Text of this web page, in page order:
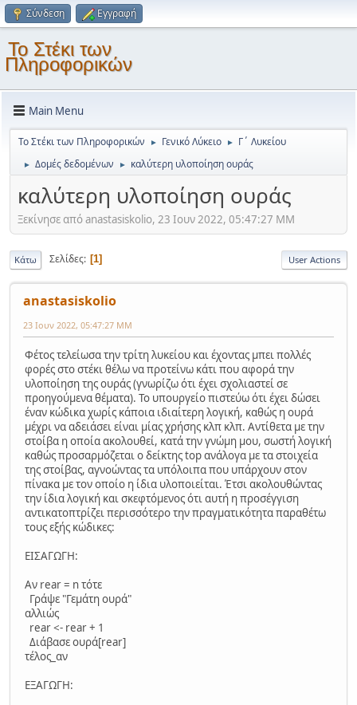
Σύνδεση Εγγραφή
Το Στέκι των
Πληροφορικών
Main Menu
Το Στέκι των Πληροφορικών ► Γενικό Λύκειο ► Γ΄ Λυκείου
► Δομές δεδομένων ► καλύτερη υλοποίηση ουράς
καλύτερη υλοποίηση ουράς
Ξεκίνησε από anastasiskolio, 23 Ιουν 2022, 05:47:27 ΜΜ
Κάτω Σελίδες 1 User Actions
anastasiskolio
23 Ιουν 2022, 05:47:27 ΜΜ
Φέτος τελείωσα την τρίτη λυκείου και έχοντας μπει πολλές
φορές στο στέκι θέλω να προτείνω κάτι που αφορά την
υλοποίηση της ουράς (γνωρίζω ότι έχει σχολιαστεί σε
προηγούμενα θέματα). Το υπουργείο πιστεύω ότι έχει δώσει
έναν κώδικα χωρίς κάποια ιδιαίτερη λογική, καθώς η ουρά
μέχρι να αδειάσει είναι μίας χρήσης κλπ κλπ. Αντίθετα με την
στοίβα η οποία ακολουθεί, κατά την γνώμη μου, σωστή λογική
καθώς προσαρμόζεται ο δείκτης top ανάλογα με τα στοιχεία
της στοίβας, αγνοώντας τα υπόλοιπα που υπάρχουν στον
πίνακα με τον οποίο η ίδια υλοποιείται. Έτσι ακολουθώντας
την ίδια λογική και σκεφτόμενος ότι αυτή η προσέγγιση
αντικατοπτρίζει περισσότερο την πραγματικότητα παραθέτω
τους εξής κώδικες:
ΕΙΣΑΓΩΓΗ:
Αν rear = n τότε
Γράψε "Γεμάτη ουρά"
αλλιώς
rear <- rear + 1
Διάβασε ουρά[rear]
τέλος_αν
ΕΞΑΓΩΓΗ: